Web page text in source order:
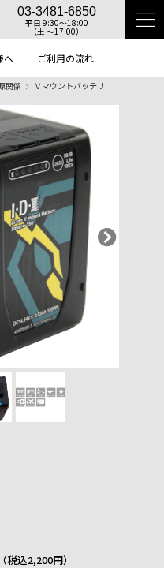
03-3481-6850
平日 9:30〜18:00
（土 〜17:00）
へ ご利用の流れ
関係 Ｖマウントバッテリ
（税込2,200円）